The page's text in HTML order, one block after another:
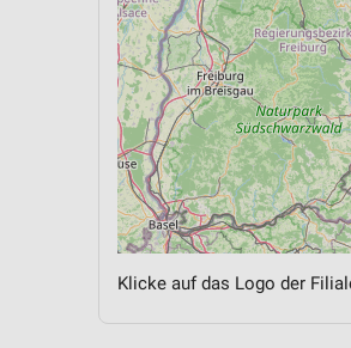
Klicke auf das Logo der